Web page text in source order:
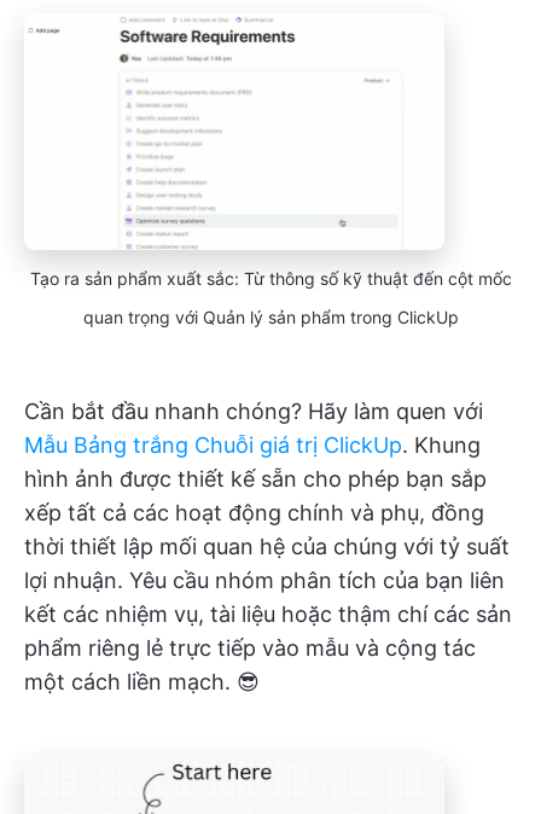
Tạo ra sản phẩm xuất sắc: Từ thông số kỹ thuật đến cột mốc
quan trọng với Quản lý sản phẩm trong ClickUp
Cần bắt đầu nhanh chóng? Hãy làm quen với
Mẫu Bảng trắng Chuỗi giá trị ClickUp. Khung
hình ảnh được thiết kế sẵn cho phép bạn sắp
xếp tất cả các hoạt động chính và phụ, đồng
thời thiết lập mối quan hệ của chúng với tỷ suất
lợi nhuận. Yêu cầu nhóm phân tích của bạn liên
kết các nhiệm vụ, tài liệu hoặc thậm chí các sản
phẩm riêng lẻ trực tiếp vào mẫu và cộng tác
một cách liền mạch. 😎